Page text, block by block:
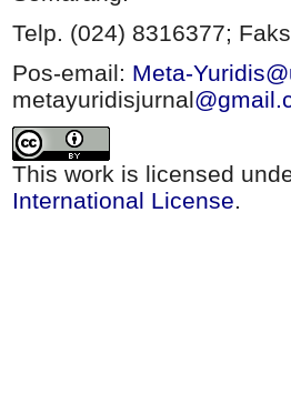
Telp. (024) 8316377;
Pos-email: Meta-
metayuridisjurnal
This work is licensed
International License.